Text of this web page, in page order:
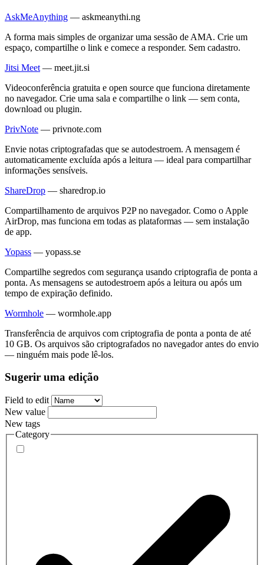
AskMeAnything — askmeanythi.ng
A forma mais simples de organizar uma sessão de AMA. Crie um
espaço, compartilhe o link e comece a responder. Sem cadastro.
Jitsi Meet — meet.jit.si
Videoconferência gratuita e open source que funciona diretamente
no navegador. Crie uma sala e compartilhe o link — sem conta,
download ou plugin.
PrivNote — privnote.com
Envie notas criptografadas que se autodestroem. A mensagem é
automaticamente excluída após a leitura — ideal para compartilhar
informações sensíveis.
ShareDrop — sharedrop.io
Compartilhamento de arquivos P2P no navegador. Como o Apple
AirDrop, mas funciona em todas as plataformas — sem instalação
de app.
Yopass — yopass.se
Compartilhe segredos com segurança usando criptografia de ponta a
ponta. As mensagens se autodestroem após a leitura ou após um
tempo de expiração definido.
Wormhole — wormhole.app
Transferência de arquivos com criptografia de ponta a ponta de até
10 GB. Os arquivos são criptografados no navegador antes do envio
— ninguém mais pode lê-los.
Sugerir uma edição
Field to edit
New value
New tags
Category